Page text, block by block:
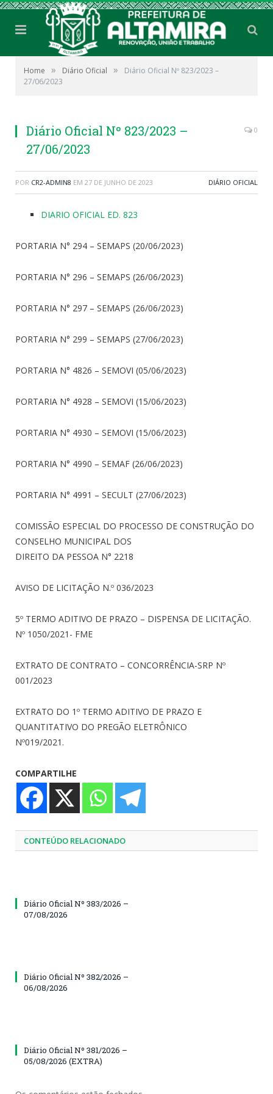
Home » Diário Oficial »
Diário Oficial Nº 823/2023 –
27/06/2023
Diário Oficial Nº 823/2023 –
27/06/2023
0
POR CR2-ADMIN8 EM 27 DE JUNHO DE 2023 DIÁRIO OFICIAL
DIARIO OFICIAL ED. 823
PORTARIA N° 294 – SEMAPS (20/06/2023)
PORTARIA N° 296 – SEMAPS (26/06/2023)
PORTARIA N° 297 – SEMAPS (26/06/2023)
PORTARIA N° 299 – SEMAPS (27/06/2023)
PORTARIA N° 4826 – SEMOVI (05/06/2023)
PORTARIA N° 4928 – SEMOVI (15/06/2023)
PORTARIA N° 4930 – SEMOVI (15/06/2023)
PORTARIA N° 4990 – SEMAF (26/06/2023)
PORTARIA N° 4991 – SECULT (27/06/2023)
COMISSÃO ESPECIAL DO PROCESSO DE CONSTRUÇÃO DO
CONSELHO MUNICIPAL DOS
DIREITO DA PESSOA N° 2218
AVISO DE LICITAÇÃO N.º 036/2023
5º TERMO ADITIVO DE PRAZO – DISPENSA DE LICITAÇÃO.
Nº 1050/2021- FME
EXTRATO DE CONTRATO – CONCORRÊNCIA-SRP Nº
001/2023
EXTRATO DO 1º TERMO ADITIVO DE PRAZO E
QUANTITATIVO DO PREGÃO ELETRÔNICO
Nº019/2021.
COMPARTILHE
CONTEÚDO RELACIONADO
Diário Oficial Nº 383/2026 –
07/08/2026
Diário Oficial Nº 382/2026 –
06/08/2026
Diário Oficial Nº 381/2026 –
05/08/2026 (EXTRA)